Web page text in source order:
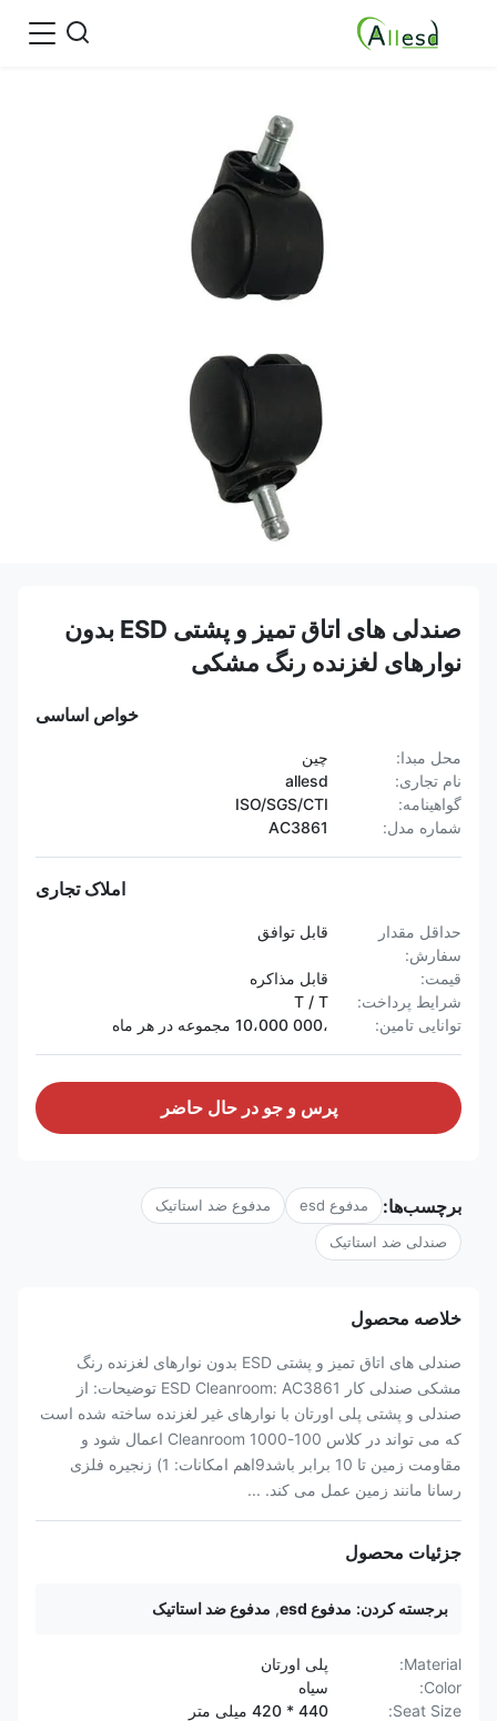
صندلی های اتاق تمیز و پشتی ESD بدون
نوارهای لغزنده رنگ مشکی
خواص اساسی
محل مبدا:
چین
نام تجاری:
allesd
گواهینامه:
ISO/SGS/CTI
شماره مدل:
AC3861
املاک تجاری
حداقل مقدار
سفارش:
قابل توافق
قیمت:
قابل مذاکره
شرایط پرداخت:
T / T
توانایی تامین:
،000 10،000 مجموعه در هر ماه
پرس و جو در حال حاضر
برچسب‌ها: مدفوع esd مدفوع ضد استاتیک
صندلی ضد استاتیک
خلاصه محصول
صندلی های اتاق تمیز و پشتی ESD بدون نوارهای لغزنده رنگ
مشکی صندلی کار ESD Cleanroom: AC3861 توضیحات: از
صندلی و پشتی پلی اورتان با نوارهای غیر لغزنده ساخته شده است
که می تواند در کلاس 100-1000 Cleanroom اعمال شود و
مقاومت زمین تا 10 برابر باشد9اهم امکانات: 1) زنجیره فلزی
رسانا مانند زمین عمل می کند. ...
جزئیات محصول
برجسته کردن: مدفوع esd , مدفوع ضد استاتیک
Material:
پلی اورتان
Color:
سیاه
Seat Size:
440 * 420 میلی متر